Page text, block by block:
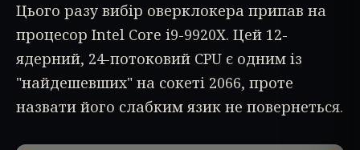
Цього разу вибір оверклокера припав на
процесор Intel Core i9-9920X. Цей 12-
ядерний, 24-потоковий CPU є одним із
"найдешевших" на сокеті 2066, проте
назвати його слабким язик не повернеться.